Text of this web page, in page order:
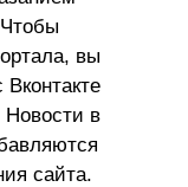
вы
Новости в
сайта.